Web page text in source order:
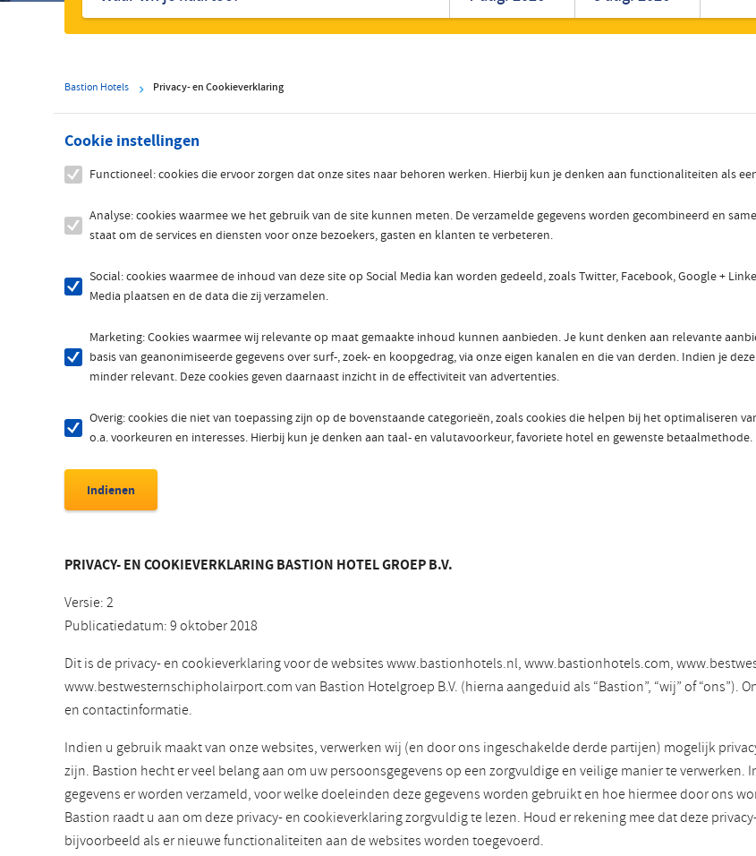
Roemeens Turks
Bastion Hotels Privacy- en Cookieverklaring
Cookie instellingen
Functioneel: cookies die ervoor zorgen dat onze sites naar behoren werken. Hierbij kun je denken aan functionaliteiten als
Analyse: cookies waarmee we het gebruik van de site kunnen meten. De verzamelde gegevens worden gecombineerd en
staat om de services en diensten voor onze bezoekers, gasten en klanten te verbeteren.
Social: cookies waarmee de inhoud van deze site op Social Media kan worden gedeeld, zoals Twitter, Facebook, Google +
Media plaatsen en de data die zij verzamelen.
Marketing: Cookies waarmee wij relevante op maat gemaakte inhoud kunnen aanbieden. Je kunt denken aan relevante
basis van geanonimiseerde gegevens over surf-, zoek- en koopgedrag, via onze eigen kanalen en die van derden. Indien je
minder relevant. Deze cookies geven daarnaast inzicht in de effectiviteit van advertenties.
Overig: cookies die niet van toepassing zijn op de bovenstaande categorieën, zoals cookies die helpen bij het optimaliseren
o.a. voorkeuren en interesses. Hierbij kun je denken aan taal- en valutavoorkeur, favoriete hotel en gewenste betaalmethode.
PRIVACY- EN COOKIEVERKLARING BASTION HOTEL GROEP B.V.
Versie: 2
Publicatiedatum: 9 oktober 2018
Dit is de privacy- en cookieverklaring voor de websites www.bastionhotels.nl, www.bastionhotels.com,
www.bestwesternschipholairport.com van Bastion Hotelgroep B.V. (hierna aangeduid als “Bastion”, “wij” of “ons”).
en contactinformatie.
Indien u gebruik maakt van onze websites, verwerken wij (en door ons ingeschakelde derde partijen) mogelijk
zijn. Bastion hecht er veel belang aan om uw persoonsgegevens op een zorgvuldige en veilige manier te
gegevens er worden verzameld, voor welke doeleinden deze gegevens worden gebruikt en hoe hiermee door ons
Bastion raadt u aan om deze privacy- en cookieverklaring zorgvuldig te lezen. Houd er rekening mee dat deze
bijvoorbeeld als er nieuwe functionaliteiten aan de websites worden toegevoerd.